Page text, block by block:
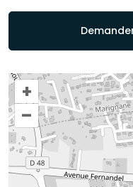
+
–